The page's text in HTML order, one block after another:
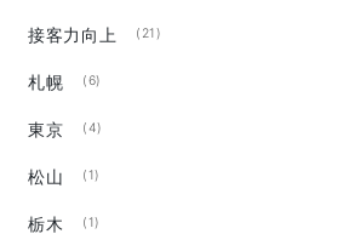
接客力向上 (21)
札幌 (6)
東京 (4)
松山 (1)
栃木 (1)